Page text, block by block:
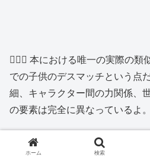
🙍🏻‍♂️ 本における唯一の実際の
での子供のデスマッチという点
細、キャラクター間の力関係、
の要素は完全に異なっているよ。
ホーム 検索